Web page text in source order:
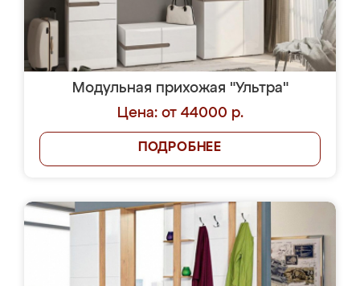
Модульная прихожая "Ультра"
Цена: от 44000 р.
ПОДРОБНЕЕ